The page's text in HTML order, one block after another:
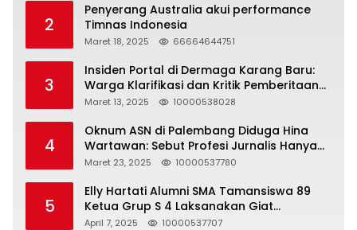
2
Penyerang Australia akui performance
Timnas Indonesia
Maret 18, 2025 66664644751
3
Insiden Portal di Dermaga Karang Baru:
Warga Klarifikasi dan Kritik Pemberitaan
yang Tidak Akurat
Maret 13, 2025 10000538028
4
Oknum ASN di Palembang Diduga Hina
Wartawan: Sebut Profesi Jurnalis Hanya
Seharga 2 Liter Bensin, Berujung Dugaan
Maret 23, 2025 10000537780
5
Elly Hartati Alumni SMA Tamansiswa 89
Ketua Grup S 4 Laksanakan Giat
Silaturahmi
April 7, 2025 10000537707